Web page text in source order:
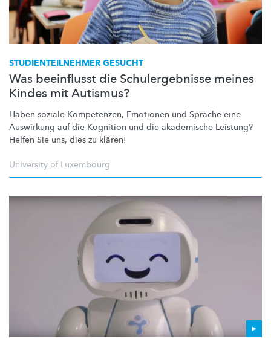
STUDIENTEILNEHMER GESUCHT
Was beeinflusst die Schulergebnisse meines
Kindes mit Autismus?
Haben soziale Kompetenzen, Emotionen und Sprache eine
Auswirkung auf die Kognition und die akademische Leistung?
Helfen Sie uns, dies zu klären!
University of Luxembourg